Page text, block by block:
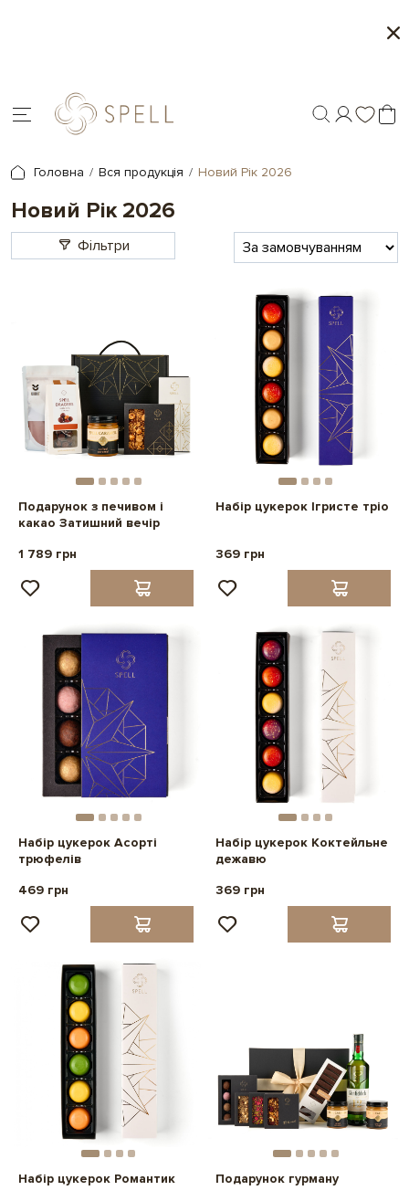
Головна Вся продукція Новий Рік 2026
Новий Рік 2026
Фільтри
Подарунок з печивом і
какао Затишний вечір
1 789 грн
Набір цукерок Ігристе тріо
369 грн
Набір цукерок Асорті
трюфелів
469 грн
Набір цукерок Коктейльне
дежавю
369 грн
Набір цукерок Романтик
Подарунок гурману